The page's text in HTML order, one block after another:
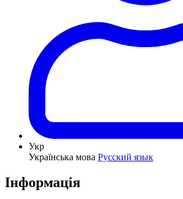
Укр
Українська мова Русский язык
Інформація